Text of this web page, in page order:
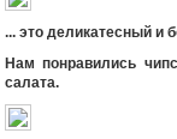
... это деликатесный и
Нам понравились
салата.